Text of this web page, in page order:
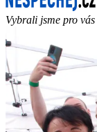
Vybrali jsme pro vás